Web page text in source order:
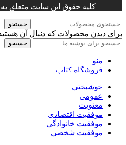
کلیه حقوق این سایت متعلق
جستجو
برای دیدن محصولات که دنبال آن هستید
جستجو
منو
فروشگاه کتاب
خوشبختی
عمومی
معنویت
موفقیت اقتصادی
موفقیت خانوادگی
موفقیت شخصی